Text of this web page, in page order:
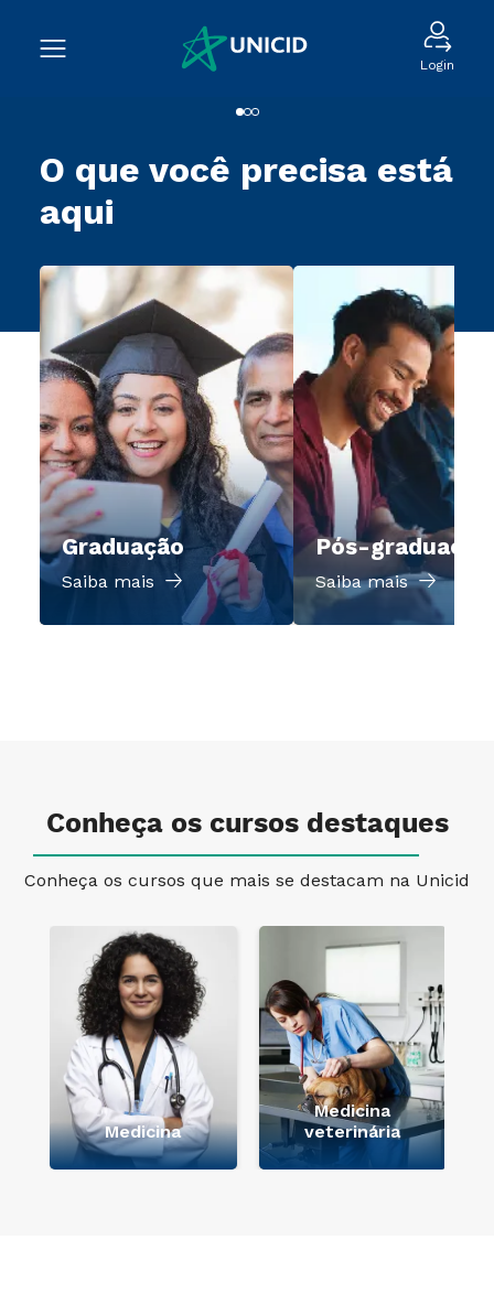
Login
O que você precisa está
aqui
Graduação
Saiba mais
Pós-graduação
Saiba mais
Conheça os cursos destaques
Conheça os cursos que mais se destacam na Unicid
Medicina
Medicina
veterinária